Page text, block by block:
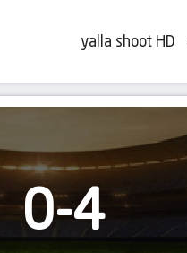
yalla shoot HD
4
-
0